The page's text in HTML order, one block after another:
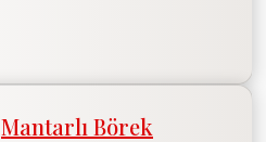
Mantarlı Börek